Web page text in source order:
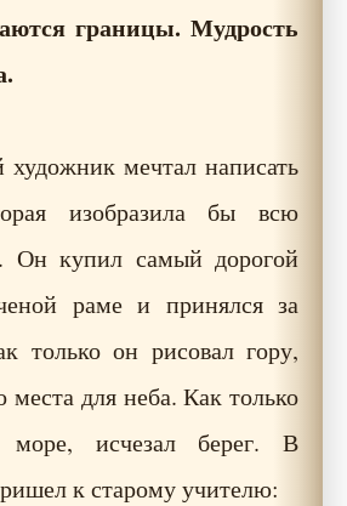
границы. Мудрость
мечтал написать
изобразила бы всю
Он купил самый дорогой
раме и принялся за
только он рисовал гору,
места для неба. Как только
море, исчезал берег. В
к старому учителю: